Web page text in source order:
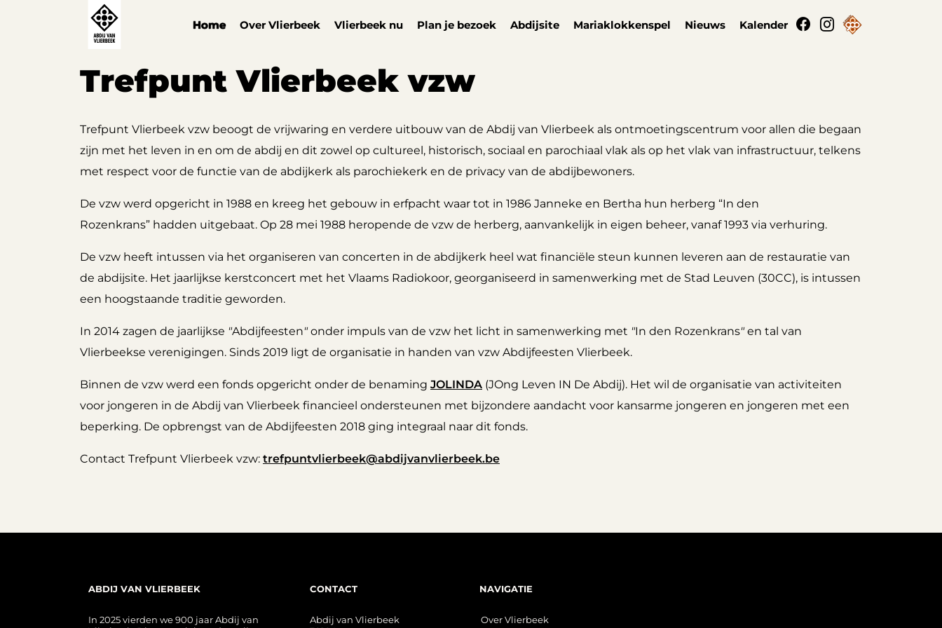
Home Over Vlierbeek Vlierbeek nu Plan je bezoek Abdijsite Mariaklokkenspel Nieuws Kalender
Trefpunt Vlierbeek vzw
Trefpunt Vlierbeek vzw beoogt de vrijwaring en verdere uitbouw van de Abdij van Vlierbeek als ontmoetingscentrum voor allen die begaan
zijn met het leven in en om de abdij en dit zowel op cultureel, historisch, sociaal en parochiaal vlak als op het vlak van infrastructuur, telkens
met respect voor de functie van de abdijkerk als parochiekerk en de privacy van de abdijbewoners.
De vzw werd opgericht in 1988 en kreeg het gebouw in erfpacht waar tot in 1986 Janneke en Bertha hun herberg “In den
Rozenkrans” hadden uitgebaat. Op 28 mei 1988 heropende de vzw de herberg, aanvankelijk in eigen beheer, vanaf 1993 via verhuring.
De vzw heeft intussen via het organiseren van concerten in de abdijkerk heel wat financiële steun kunnen leveren aan de restauratie van
de abdijsite. Het jaarlijkse kerstconcert met het Vlaams Radiokoor, georganiseerd in samenwerking met de Stad Leuven (30CC), is intussen
een hoogstaande traditie geworden.
In 2014 zagen de jaarlijkse "Abdijfeesten"onder impuls van de vzw het licht in samenwerking met "In den Rozenkrans"en tal van
Vlierbeekse verenigingen. Sinds 2019 ligt de organisatie in handen van vzw Abdijfeesten Vlierbeek.
Binnen de vzw werd een fonds opgericht onder de benaming JOLINDA (JOng Leven IN De Abdij). Het wil de organisatie van activiteiten
voor jongeren in de Abdij van Vlierbeek financieel ondersteunen met bijzondere aandacht voor kansarme jongeren en jongeren met een
beperking. De opbrengst van de Abdijfeesten 2018 ging integraal naar dit fonds.
Contact Trefpunt Vlierbeek vzw:trefpuntvlierbeek@abdijvanvlierbeek.be
ABDIJ VAN VLIERBEEK
In 2025 vierden we 900 jaar Abdij van
CONTACT
Abdij van Vlierbeek
NAVIGATIE
Over Vlierbeek
Cookies beheer paneel